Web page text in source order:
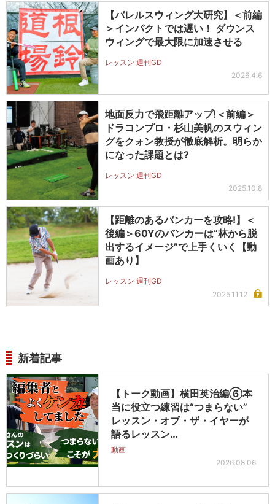
【バレルスウィング大研究】＜前編
＞インパクトでは遅い！ ダウンス
ウィングで最大限に加速させる
レッスン 週刊GD
2026.4.6
地面反力で飛距離アップ!＜前編＞
ドラコンプロ・杉山美帆のスウィン
グをクォン教授が徹底解析。明らか
になった課題とは?
レッスン 週刊GD
2025.10.8
【距離のあるバンカーを攻略!】＜
後編＞60Yのバンカーは“林から脱
出するイメージ”で上手くいく【動
画あり】
レッスン 週刊GD
2025.11.12
新着記事
【トーク動画】横田英治編⑥本
当に役立つ練習は“つまらない”
レッスン・オブ・ザ・イヤーが
語るレッスン…
動画
2026.08.06